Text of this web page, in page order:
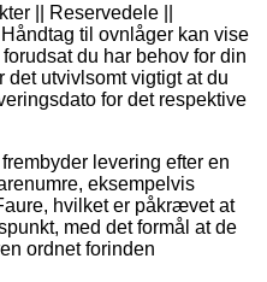
|| Reservedele ||
til ovnlåger kan vise
du har behov for din
det utvivlsomt vigtigt at du
for det respektive
levering efter en
eksempelvis
hvilket er påkrævet at
med det formål at de
ordnet forinden